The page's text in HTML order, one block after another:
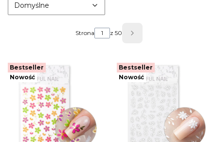
Domyślne
Strona z 50 Następne produkty
Bestseller
Nowość
Bestseller
Nowość